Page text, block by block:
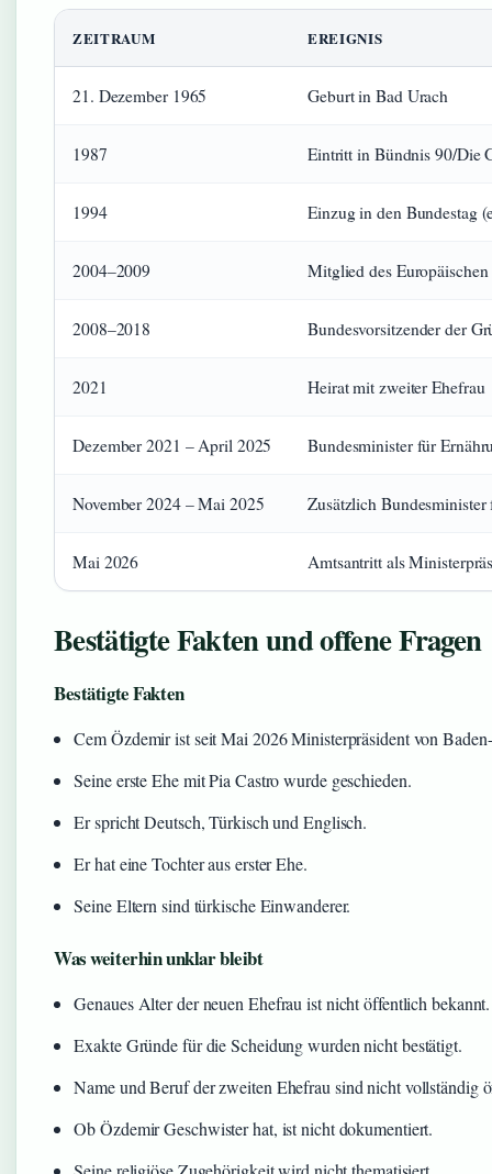
ZEITRAUM EREIGNIS
21. Dezember 1965 Geburt in Bad Urach
1987 Eintritt in Bündnis 90/Die
1994 Einzug in den Bundestag
2004–2009 Mitglied des Europäischen
2008–2018 Bundesvorsitzender der
2021 Heirat mit zweiter Ehefrau
Dezember 2021 – April 2025 Bundesminister für
November 2024 – Mai 2025 Zusätzlich
Mai 2026 Amtsantritt als
Bestätigte Fakten und offene Fragen
Bestätigte Fakten
Cem Özdemir ist seit Mai 2026 Ministerpräsident von
Seine erste Ehe mit Pia Castro wurde geschieden.
Er spricht Deutsch, Türkisch und Englisch.
Er hat eine Tochter aus erster Ehe.
Seine Eltern sind türkische Einwanderer.
Was weiterhin unklar bleibt
Genaues Alter der neuen Ehefrau ist nicht öffentlich bekannt.
Exakte Gründe für die Scheidung wurden nicht bestätigt.
Name und Beruf der zweiten Ehefrau sind nicht vollständig
Ob Özdemir Geschwister hat, ist nicht dokumentiert.